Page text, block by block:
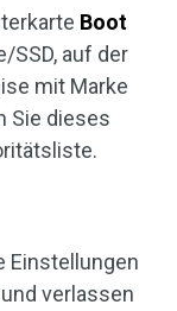
Boot
SSD, auf der
mit Marke
Sie dieses
Einstellungen
verlassen